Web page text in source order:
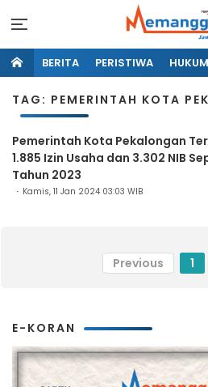
BERITA PERISTIWA
TAG: PEMERINTAH KOTA
Pemerintah Kota Pekalongan
1.885 Izin Usaha dan 3.302 NIB
Tahun 2023
Kamis, 11 Jan 2024 03:03 WIB
Previous 1
E-KORAN